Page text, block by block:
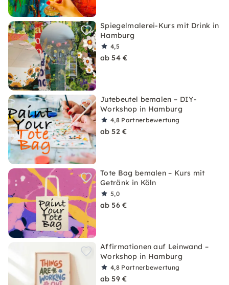
Spiegelmalerei-Kurs mit Drink in
Hamburg
4,5
ab 54 €
Jutebeutel bemalen – DIY-
Workshop in Hamburg
4,8 Partnerbewertung
ab 52 €
Tote Bag bemalen – Kurs mit
Getränk in Köln
5,0
ab 56 €
Affirmationen auf Leinwand –
Workshop in Hamburg
4,8 Partnerbewertung
ab 59 €